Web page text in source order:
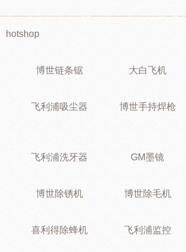
hotshop
博世链条锯 大白飞机
飞利浦吸尘器 博世手持焊枪
飞利浦洗牙器 GM墨镜
博世除锈机 博世除毛机
喜利得除蜂机 飞利浦监控